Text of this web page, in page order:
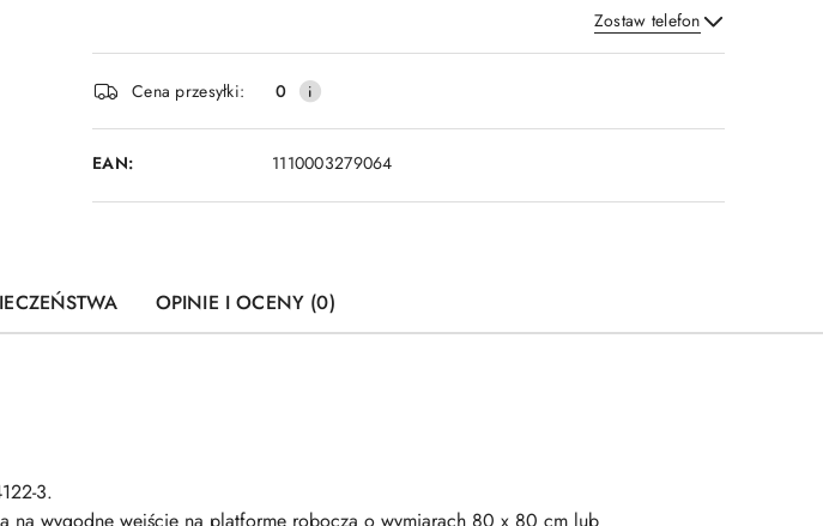
Zostaw telefon
Wyślij
Dostępność
i
dostawa
Cena przesyłki: 0
EAN: 1110003279064
OPINIE I OCENY (0)
3.